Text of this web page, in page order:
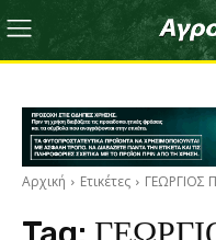
Αρχική Ετικέτες ΓΕΩΡΓΙΟΣ